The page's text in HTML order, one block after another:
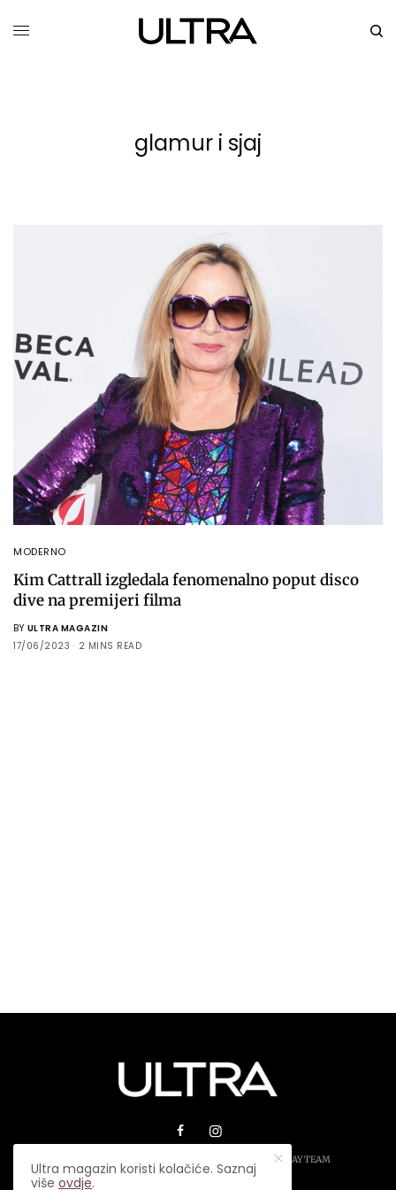
glamur i sjaj
MODERNO
Kim Cattrall izgledala fenomenalno poput disco
dive na premijeri filma
BY ULTRA MAGAZIN
17/06/2023
2 MINS READ
© 2026 ULTRA MAGAZIN. SVA PRAVA ZADRŽANA.PLAY TEAM
Ultra magazin koristi kolačiće. Saznaj
višeovdje.